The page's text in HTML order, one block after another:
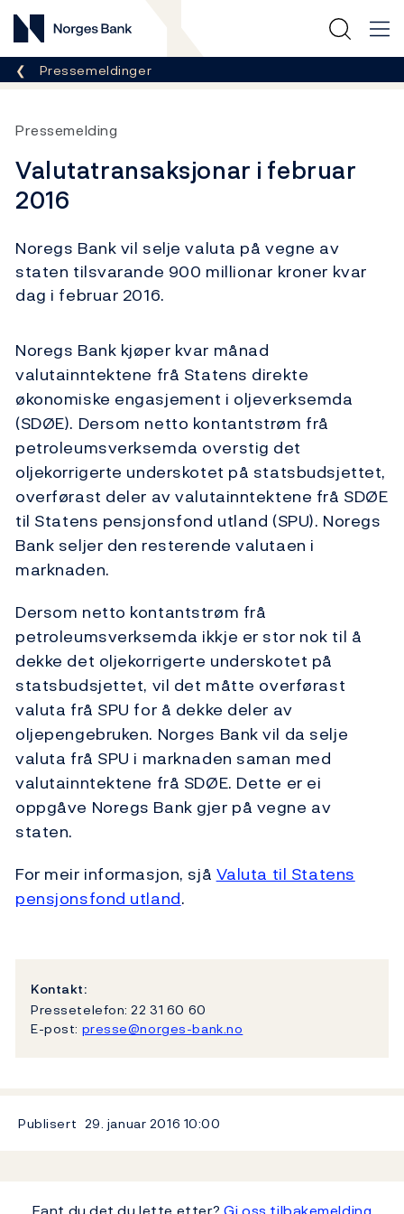
Norges Bank
Her er du nå:
Pressemeldinger
Pressemelding
Valutatransaksjonar i februar
2016
Noregs Bank vil selje valuta på vegne av
staten tilsvarande 900 millionar kroner kvar
dag i februar 2016.
Noregs Bank kjøper kvar månad
valutainntektene frå Statens direkte
økonomiske engasjement i oljeverksemda
(SDØE). Dersom netto kontantstrøm frå
petroleumsverksemda overstig det
oljekorrigerte underskotet på statsbudsjettet,
overførast deler av valutainntektene frå SDØE
til Statens pensjonsfond utland (SPU). Noregs
Bank seljer den resterende valutaen i
marknaden.
Dersom netto kontantstrøm frå
petroleumsverksemda ikkje er stor nok til å
dekke det oljekorrigerte underskotet på
statsbudsjettet, vil det måtte overførast
valuta frå SPU for å dekke deler av
oljepengebruken. Norges Bank vil da selje
valuta frå SPU i marknaden saman med
valutainntektene frå SDØE. Dette er ei
oppgåve Noregs Bank gjer på vegne av
staten.
For meir informasjon, sjå Valuta til Statens
pensjonsfond utland.
Kontakt:
Pressetelefon: 22 31 60 60
E-post: presse@norges-bank.no
Publisert 29. januar 2016 10:00